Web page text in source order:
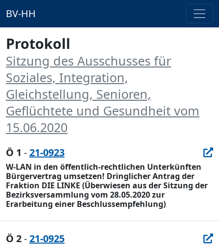
BV-HH
Protokoll
Sitzung des Ausschusses für
Soziales, Integration,
Gleichstellung, Senioren,
Geflüchtete und Gesundheit vom
15.06.2020
Ö 1 -21-0923
W-LAN in den öffentlich-rechtlichen Unterkünften 
Bürgervertrag umsetzen! Dringlicher Antrag der
Fraktion DIE LINKE (Überwiesen aus der Sitzung der
Bezirksversammlung vom 28.05.2020 zur
Erarbeitung einer Beschlussempfehlung)
Ö 2-21-0925